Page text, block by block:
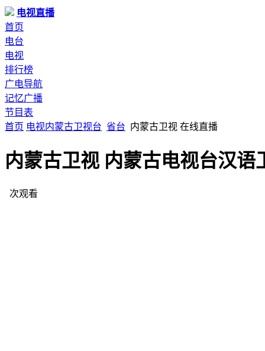
电视直播
首页
电台
电视
排行榜
广电导航
记忆广播
节目表
首页 电视内蒙古卫视台 省台 内蒙古卫视 在线直播
内蒙古卫视 内蒙古电视台汉语
次观看